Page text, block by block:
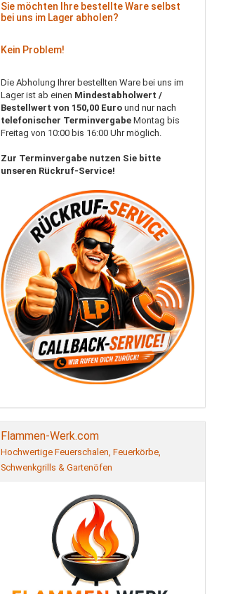
Sie möchten Ihre bestellte Ware selbst
bei uns im Lager abholen?
Kein Problem!
Die Abholung Ihrer bestellten Ware bei uns im
Lager ist ab einen Mindestabholwert /
Bestellwert von 150,00 Euro und nur nach
telefonischer Terminvergabe Montag bis
Freitag von 10:00 bis 16:00 Uhr möglich.
Zur Terminvergabe nutzen Sie bitte
unseren Rückruf-Service!
Flammen-Werk.com
Hochwertige Feuerschalen, Feuerkörbe,
Schwenkgrills & Gartenöfen